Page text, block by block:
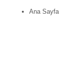
Ana Sayfa